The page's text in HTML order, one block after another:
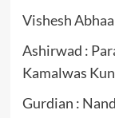
Vishesh
Ashirwad :
Kamalwas
Gurdian :